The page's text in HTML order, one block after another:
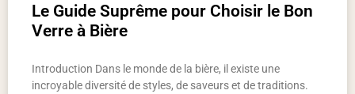
Le Guide Suprême pour Choisir le Bon
Verre à Bière
Introduction Dans le monde de la bière, il existe une
incroyable diversité de styles, de saveurs et de traditions.